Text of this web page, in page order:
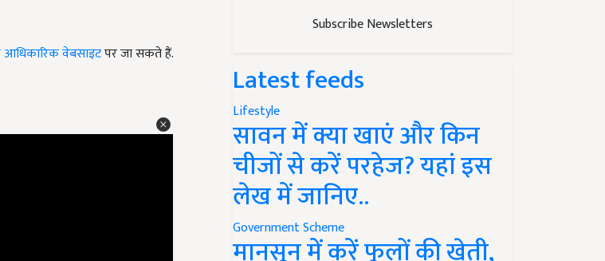
आधिकारिक वेबसाइटपर जा सकते हैं.
Subscribe Newsletters
Latest feeds
Lifestyle
सावन में क्या खाएं और किन
चीजों से करें परहेज? यहां इस
लेख में जानिए..
Government Scheme